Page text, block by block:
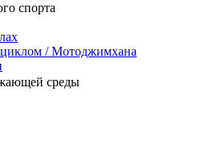
спорта
/ Мотоджимхана
среды